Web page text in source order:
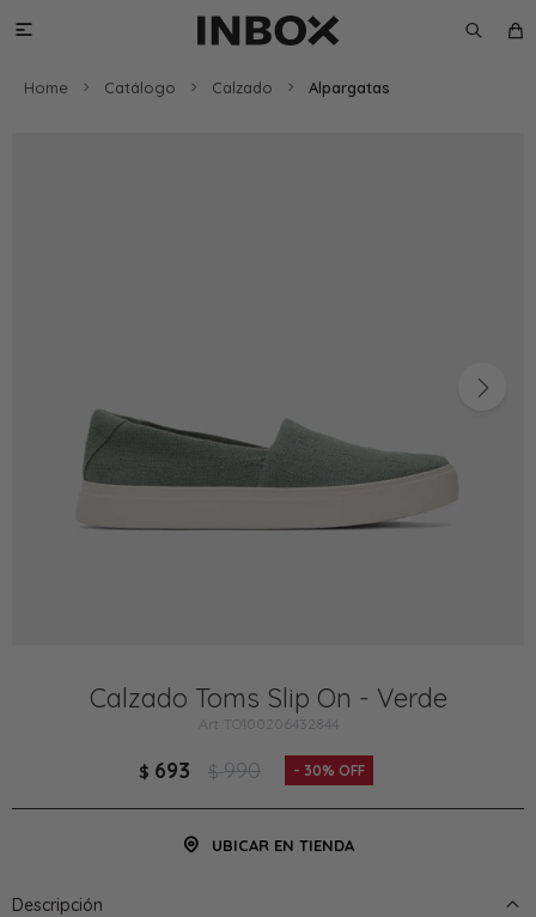

Home Catálogo Calzado Alpargatas
Calzado Toms Slip On - Verde
TO100206432844
$ 693 $ 990 30
UBICAR EN TIENDA
Descripción